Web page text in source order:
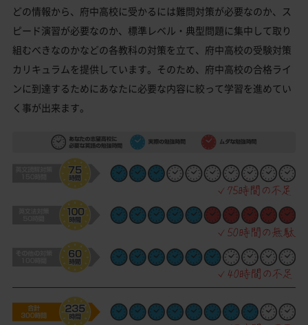
どの情報から、府中高校に受かるには難問対策が必要なのか、ス
ピード演習が必要なのか、標準レベル・典型問題に集中して取り
組むべきなのかなどの各教科の対策を立て、府中高校の受験対策
カリキュラムを提供しています。そのため、府中高校の合格ライ
ンに到達するためにあなたに必要な内容に絞って学習を進めてい
く事が出来ます。